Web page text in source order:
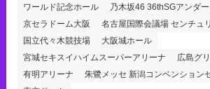
ワールド記念ホール
乃木坂46 36thSGアンダ
京セラドーム大阪
名古屋国際会議場 センチュ
国立代々木競技場
大阪城ホール
宮城セキスイハイムスーパーアリーナ
広島グ
有明アリーナ
朱鷺メッセ 新潟コンベンション